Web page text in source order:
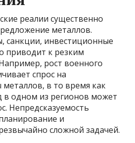
реалии существенно
металлов.
санкции, инвестиционные
приводит к резким
рост военного
спрос на
в то время как
в одном из регионов может
Непредсказуемость
и
сложной задачей.